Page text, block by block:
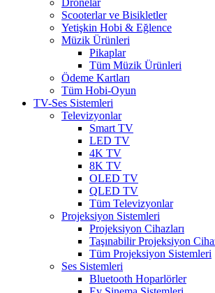
Dronelar
Scooterlar ve Bisikletler
Yetişkin Hobi & Eğlence
Müzik Ürünleri
Pikaplar
Tüm Müzik Ürünleri
Ödeme Kartları
Tüm Hobi-Oyun
TV-Ses Sistemleri
Televizyonlar
Smart TV
LED TV
4K TV
8K TV
OLED TV
QLED TV
Tüm Televizyonlar
Projeksiyon Sistemleri
Projeksiyon Cihazları
Taşınabilir Projeksiyon
Tüm Projeksiyon Sistemleri
Ses Sistemleri
Bluetooth Hoparlörler